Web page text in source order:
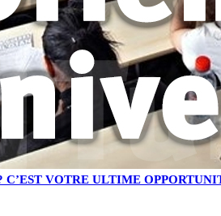
C’EST VOTRE ULTIME